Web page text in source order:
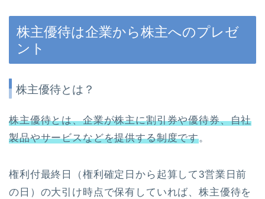
株主優待は企業から株主へのプレゼ
ント
株主優待とは？
株主優待とは、企業が株主に割引券や優待券、自社
製品やサービスなどを提供する制度です。
権利付最終日（権利確定日から起算して3営業日前
の日）の大引け時点で保有していれば、株主優待を